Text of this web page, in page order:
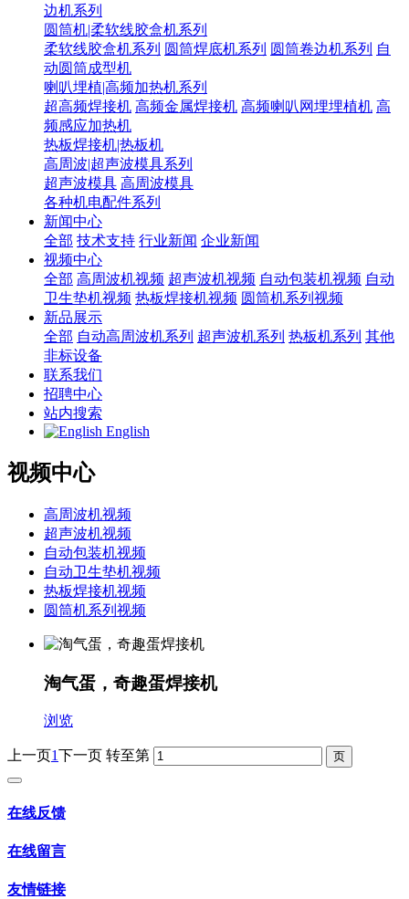
边机系列
圆筒机|柔软线胶盒机系列
柔软线胶盒机系列 圆筒焊底机系列 圆筒卷边机系列 自
动圆筒成型机
喇叭埋植|高频加热机系列
超高频焊接机 高频金属焊接机 高频喇叭网埋埋植机 高
频感应加热机
热板焊接机|热板机
高周波|超声波模具系列
超声波模具 高周波模具
各种机电配件系列
新闻中心
全部 技术支持 行业新闻 企业新闻
视频中心
全部 高周波机视频 超声波机视频 自动包装机视频 自动
卫生垫机视频 热板焊接机视频 圆筒机系列视频
新品展示
全部 自动高周波机系列 超声波机系列 热板机系列 其他
非标设备
联系我们
招聘中心
站内搜索
English
视频中心
高周波机视频
超声波机视频
自动包装机视频
自动卫生垫机视频
热板焊接机视频
圆筒机系列视频
淘气蛋，奇趣蛋焊接机
浏览
上一页1下一页 转至第
在线反馈
在线留言
友情链接